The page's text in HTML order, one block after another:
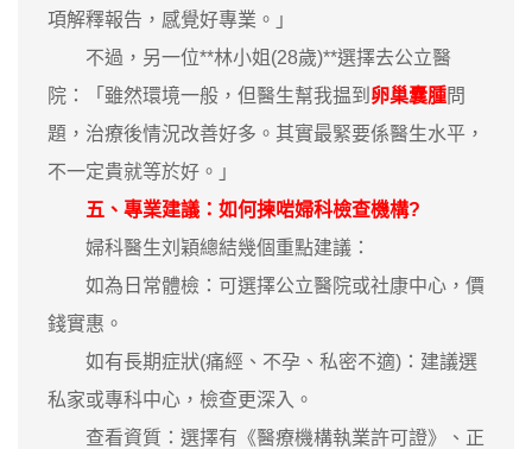
項解釋報告，感覺好專業。」
不過，另一位**林小姐(28歲)**選擇去公立醫
院：「雖然環境一般，但醫生幫我揾到 卵巢囊腫問
題，治療後情況改善好多。其實最緊要係醫生水平，
不一定貴就等於好。」
五、專業建議：如何揀啱婦科檢查機構?
婦科醫生刘穎總結幾個重點建議：
如為日常體檢：可選擇公立醫院或社康中心，價
錢實惠。
如有長期症狀(痛經、不孕、私密不適)：建議選
私家或專科中心，檢查更深入。
查看資質：選擇有《醫療機構執業許可證》、正